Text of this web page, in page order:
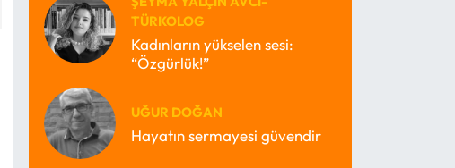
TÜRKOLOG
Kadınların yükselen sesi:
“Özgürlük!”
UĞUR DOĞAN
Hayatın sermayesi güvendir